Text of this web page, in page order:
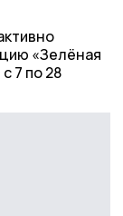
«Зелёная
7 по 28